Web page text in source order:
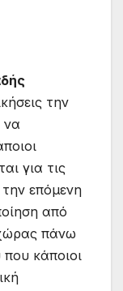
την
να
για τις
επόμενη
από
πάνω
κάποιοι